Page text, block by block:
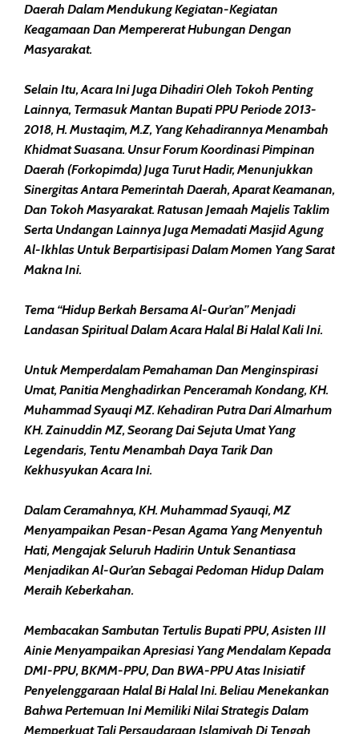
Daerah Dalam Mendukung Kegiatan-Kegiatan
Keagamaan Dan Mempererat Hubungan Dengan
Masyarakat.
Selain Itu, Acara Ini Juga Dihadiri Oleh Tokoh Penting
Lainnya, Termasuk Mantan Bupati PPU Periode 2013-
2018, H. Mustaqim, M.Z, Yang Kehadirannya Menambah
Khidmat Suasana. Unsur Forum Koordinasi Pimpinan
Daerah (Forkopimda) Juga Turut Hadir, Menunjukkan
Sinergitas Antara Pemerintah Daerah, Aparat Keamanan,
Dan Tokoh Masyarakat. Ratusan Jemaah Majelis Taklim
Serta Undangan Lainnya Juga Memadati Masjid Agung
Al-Ikhlas Untuk Berpartisipasi Dalam Momen Yang Sarat
Makna Ini.
Tema “Hidup Berkah Bersama Al-Qur’an” Menjadi
Landasan Spiritual Dalam Acara Halal Bi Halal Kali Ini.
Untuk Memperdalam Pemahaman Dan Menginspirasi
Umat, Panitia Menghadirkan Penceramah Kondang, KH.
Muhammad Syauqi MZ. Kehadiran Putra Dari Almarhum
KH. Zainuddin MZ, Seorang Dai Sejuta Umat Yang
Legendaris, Tentu Menambah Daya Tarik Dan
Kekhusyukan Acara Ini.
Dalam Ceramahnya, KH. Muhammad Syauqi, MZ
Menyampaikan Pesan-Pesan Agama Yang Menyentuh
Hati, Mengajak Seluruh Hadirin Untuk Senantiasa
Menjadikan Al-Qur’an Sebagai Pedoman Hidup Dalam
Meraih Keberkahan.
Membacakan Sambutan Tertulis Bupati PPU, Asisten III
Ainie Menyampaikan Apresiasi Yang Mendalam Kepada
DMI-PPU, BKMM-PPU, Dan BWA-PPU Atas Inisiatif
Penyelenggaraan Halal Bi Halal Ini. Beliau Menekankan
Bahwa Pertemuan Ini Memiliki Nilai Strategis Dalam
Memperkuat Tali Persaudaraan Islamiyah Di Tengah